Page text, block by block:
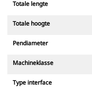
Totale lengte
Totale hoogte
Pendiameter
Machineklasse
Type interface